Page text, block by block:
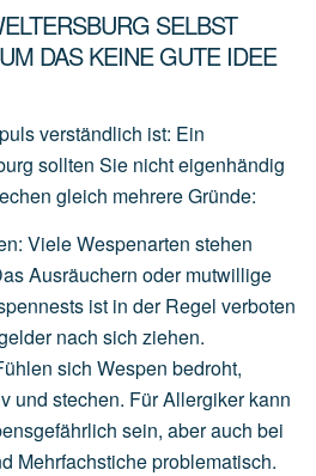
SELBST
DAS KEINE GUTE IDEE
verständlich ist: Ein
sollten Sie nicht eigenhändig
gleich mehrere Gründe:
: VieleWespenarten stehen
Ausräuchern oder mutwillige
ist in der Regel verboten
nach sich ziehen.
sich Wespen bedroht,
und stechen. FürAllergiker kann
sein, aberauch bei
Mehrfachsticheproblematisch.